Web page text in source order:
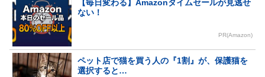
【毎日変わる】Amazonタイムセールが見逃せ
ない！
PR(Amazon)
ペット店で猫を買う人の『1割』が、保護猫を
選択すると…